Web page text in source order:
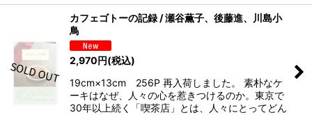
カフェゴトーの記録 / 瀬谷薫子、後藤進、川島小
鳥
2,970円(税込)
19cm×13cm 256P 再入荷しました。 素朴なケ
ーキはなぜ、人々の心を惹きつけるのか。東京で
30年以上続く「喫茶店」とは、人々にとってどん